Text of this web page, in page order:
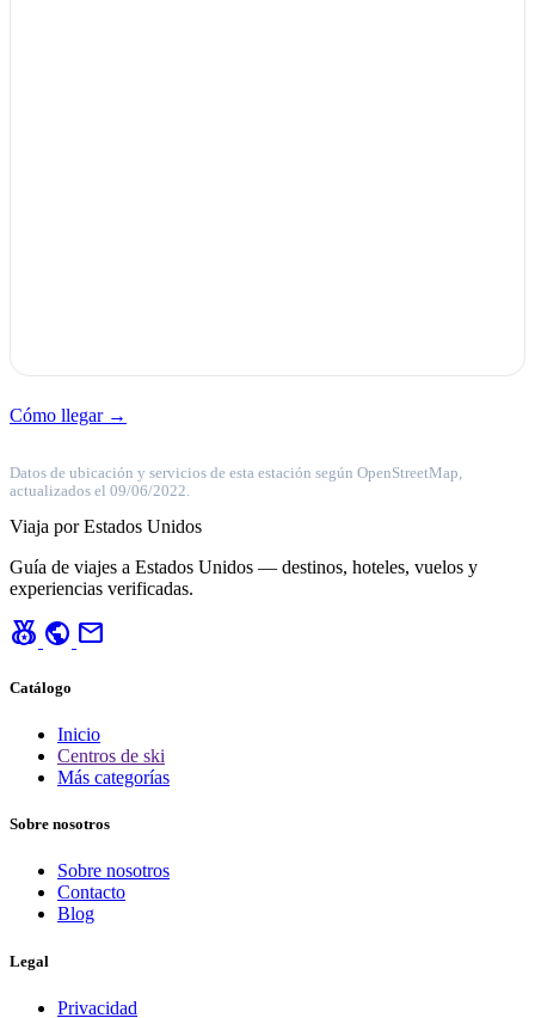
Cómo llegar →
Datos de ubicación y servicios de esta estación según OpenStreetMap,
actualizados el 09/06/2022.
Viaja por Estados Unidos
Guía de viajes a Estados Unidos — destinos, hoteles, vuelos y
experiencias verificadas.
social_leaderboard public mail
Catálogo
Inicio
Centros de ski
Más categorías
Sobre nosotros
Sobre nosotros
Contacto
Blog
Legal
Privacidad